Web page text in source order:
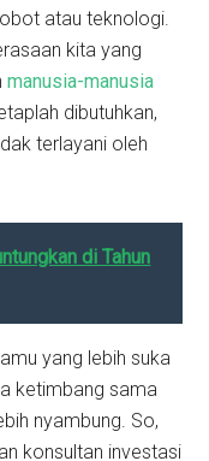
atau teknologi.
kita yang
manusia-manusia
dibutuhkan,
terlayani oleh
di Tahun
yang lebih suka
ketimbang sama
nyambung. So,
konsultan investasi